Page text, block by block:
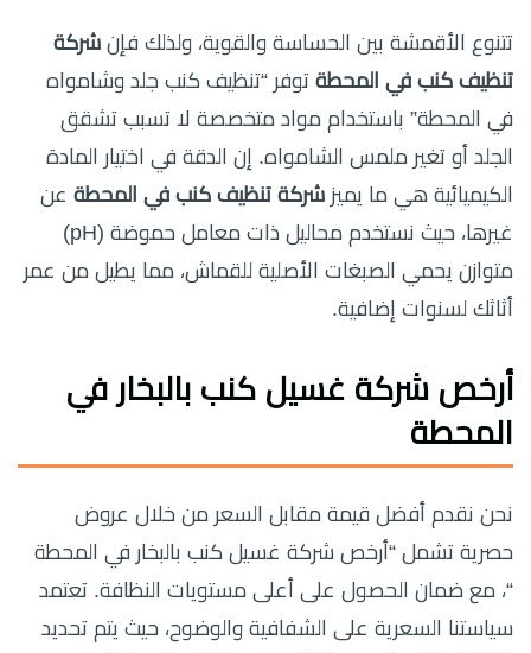
تتنوع الأقمشة بين الحساسة والقوية، ولذلك فإن شركة
تنظيف كنب في المحطة توفر “تنظيف كنب جلد وشامواه
في المحطة” باستخدام مواد متخصصة لا تسبب تشقق
الجلد أو تغير ملمس الشامواه. إن الدقة في اختيار المادة
الكيميائية هي ما يميز شركة تنظيف كنب في المحطة عن
غيرها، حيث نستخدم محاليل ذات معامل حموضة (pH)
متوازن يحمي الصبغات الأصلية للقماش، مما يطيل من عمر
أثاثك لسنوات إضافية.
أرخص شركة غسيل كنب بالبخار في
المحطة
نحن نقدم أفضل قيمة مقابل السعر من خلال عروض
حصرية تشمل “أرخص شركة غسيل كنب بالبخار في المحطة
“، مع ضمان الحصول على أعلى مستويات النظافة. تعتمد
سياستنا السعرية على الشفافية والوضوح، حيث يتم تحديد